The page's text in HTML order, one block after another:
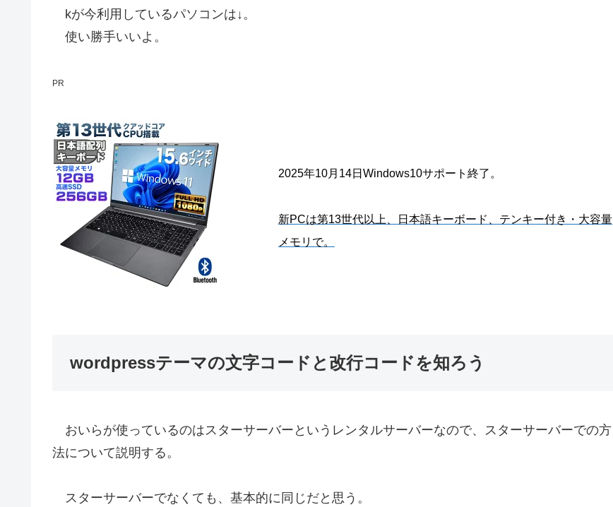
kが今利用しているパソコンは↓。
使い勝手いいよ。
PR
2025年10月14日Windows10サポート終了。
新PCは第13世代以上、日本語キーボード、テンキー付き・大容量
メモリで。
wordpressテーマの文字コードと改行コードを知ろう
おいらが使っているのはスターサーバーというレンタルサーバーなので、スターサーバーでの方
法について説明する。
スターサーバーでなくても、基本的に同じだと思う。